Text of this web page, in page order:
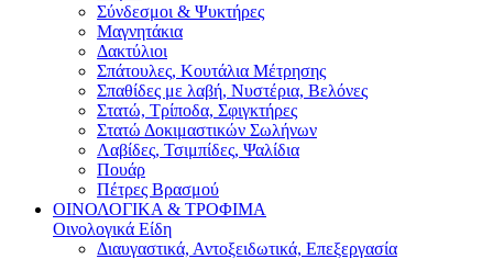
Σύνδεσμοι & Ψυκτήρες
Μαγνητάκια
Δακτύλιοι
Σπάτουλες, Κουτάλια Μέτρησης
Σπαθίδες με λαβή, Νυστέρια, Βελόνες
Στατώ, Τρίποδα, Σφιγκτήρες
Στατώ Δοκιμαστικών Σωλήνων
Λαβίδες, Τσιμπίδες, Ψαλίδια
Πουάρ
Πέτρες Βρασμού
ΟΙΝΟΛΟΓΙΚΑ & ΤΡΟΦΙΜΑ
Οινολογικά Είδη
Διαυγαστικά, Αντοξειδωτικά, Επεξεργασία